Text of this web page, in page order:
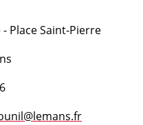
Place Saint-Pierre